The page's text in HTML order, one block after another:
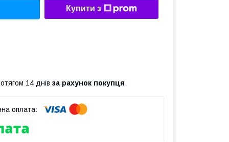
Купити з
14 днів за рахунок покупця